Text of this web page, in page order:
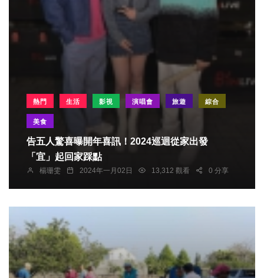
熱門 生活 影視 演唱會 旅遊 綜合
美食
告五人驚喜曝開年喜訊！2024巡迴從家出發
「宜」起回家踩點
楊珊雯 2024年一月02日 13,312 觀看 0 分享